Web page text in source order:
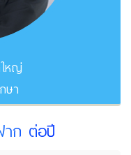
หญ่
ษา
าก ต่อปี